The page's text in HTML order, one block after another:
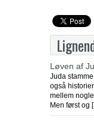
Løven af
Juda
også
mellem
Men først og